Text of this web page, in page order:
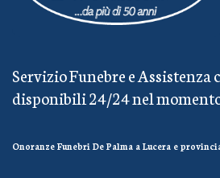
Servizio Funebre e Assistenza
disponibili 24/24 nel
Onoranze Funebri De Palma a Lucera e